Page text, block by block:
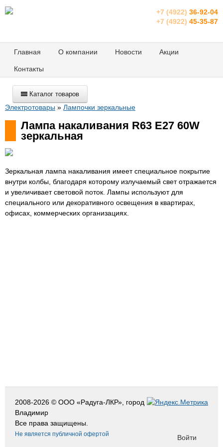
+7 (4922) 36-92-04
+7 (4922) 45-35-87
Главная О компании Новости Акции
Контакты
Каталог товаров
Электротовары » Лампочки зеркальные
Лампа накаливания R63 E27 60W
зеркальная
Зеркальная лампа накаливания имеет специальное покрытие
внутри колбы, благодаря которому излучаемый свет отражается
и увеличивает световой поток. Лампы используют для
специального или декоративного освещения в квартирах,
офисах, коммерческих организациях.
2008-2026 © ООО «Радуга-ЛКР», город
Владимир
Все права защищены.
Не является публичной офертой Войти